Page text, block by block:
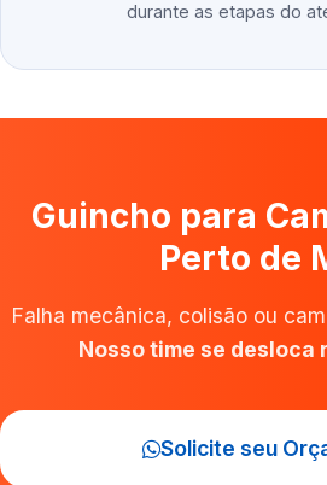
durante as etapas do
Guincho para
Perto de
Falha mecânica, colisão ou
Nosso time se desloca
Solicite seu